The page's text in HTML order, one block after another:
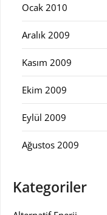
Ocak 2010
Aralık 2009
Kasım 2009
Ekim 2009
Eylül 2009
Ağustos 2009
Kategoriler